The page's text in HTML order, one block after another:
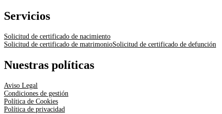
Servicios
Solicitud de certificado de nacimiento
Solicitud de certificado de matrimonioSolicitud de certificado de defunción
Nuestras políticas
Aviso Legal
Condiciones de gestión
Política de Cookies
Política de privacidad